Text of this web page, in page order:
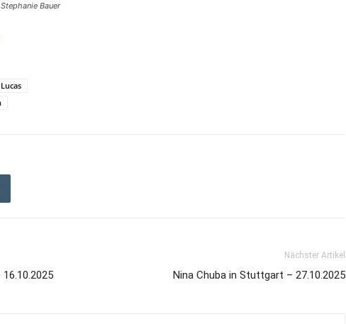
Bauer
Nächster Artikel
Nina Chuba in Stuttgart – 27.10.2025